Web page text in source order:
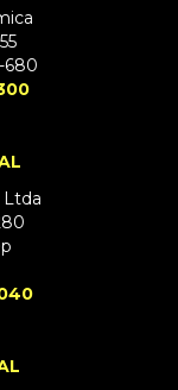
680
Ltda